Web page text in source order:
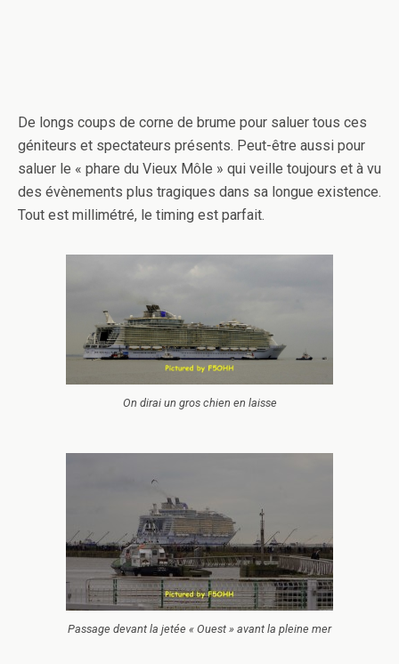
De longs coups de corne de brume pour saluer tous ces
géniteurs et spectateurs présents. Peut-être aussi pour
saluer le « phare du Vieux Môle » qui veille toujours et à vu
des évènements plus tragiques dans sa longue existence.
Tout est millimétré, le timing est parfait.
On dirai un gros chien en laisse
Passage devant la jetée « Ouest » avant la pleine mer